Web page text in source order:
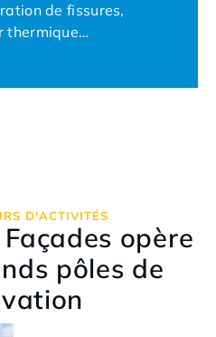
de fissures,
thermique…
D'ACTIVITÉS
opère
pôles de